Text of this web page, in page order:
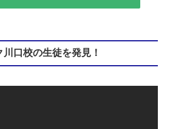
口校の生徒を発見！